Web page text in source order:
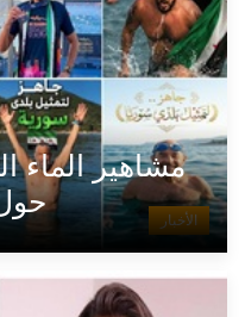
الأخبار
مشاهير الماء